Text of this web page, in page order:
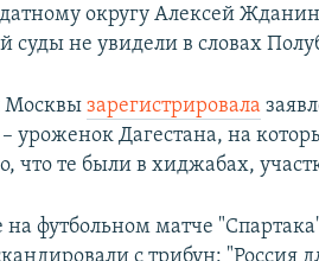
округу Алексей
суды не увидели в словах
Москвызарегистрировала
уроженок Дагестана, на
что те были в хиджабах,
на футбольном матче